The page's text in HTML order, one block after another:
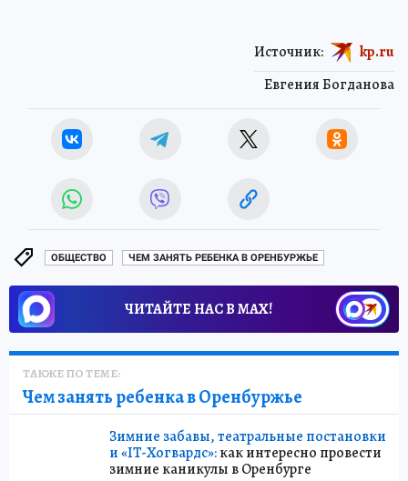
Евгения Богданова
Источник: kp.ru
ОБЩЕСТВО ЧЕМ ЗАНЯТЬ РЕБЕНКА В ОРЕНБУРЖЬЕ
ЧИТАЙТЕ НАС В МАХ!
ТАКЖЕ ПО ТЕМЕ:
Чем занять ребенка в Оренбуржье
Зимние забавы, театральные постановки
и «IT-Хогвардс»:как интересно провести
зимние каникулы в Оренбурге